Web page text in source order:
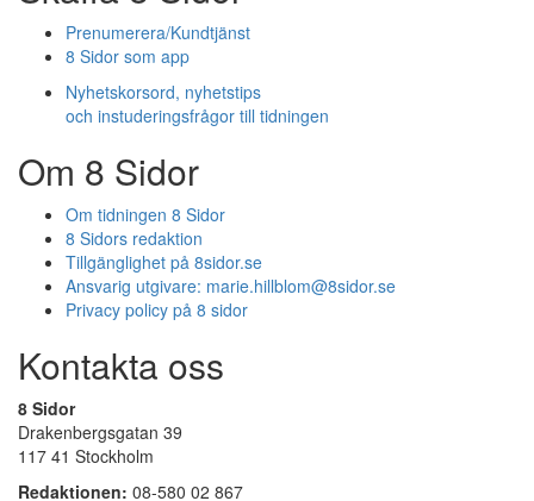
Prenumerera/Kundtjänst
8 Sidor som app
Nyhetskorsord, nyhetstips
och instuderingsfrågor till tidningen
Om 8 Sidor
Om tidningen 8 Sidor
8 Sidors redaktion
Tillgänglighet på 8sidor.se
Ansvarig utgivare: marie.hillblom@8sidor.se
Privacy policy på 8 sidor
Kontakta oss
8 Sidor
Drakenbergsgatan 39
117 41 Stockholm
Redaktionen: 08-580 02 867